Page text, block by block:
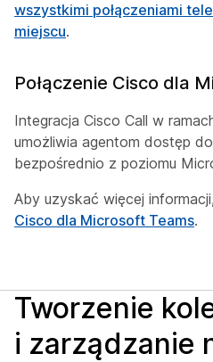
wszystkimi połączeniami
miejscu.
Połączenie Cisco dla
Integracja Cisco Call w
umożliwia agentom dostęp
bezpośrednio z poziomu
Aby uzyskać więcej
Cisco dla Microsoft Teams.
Tworzenie
i zarządzanie